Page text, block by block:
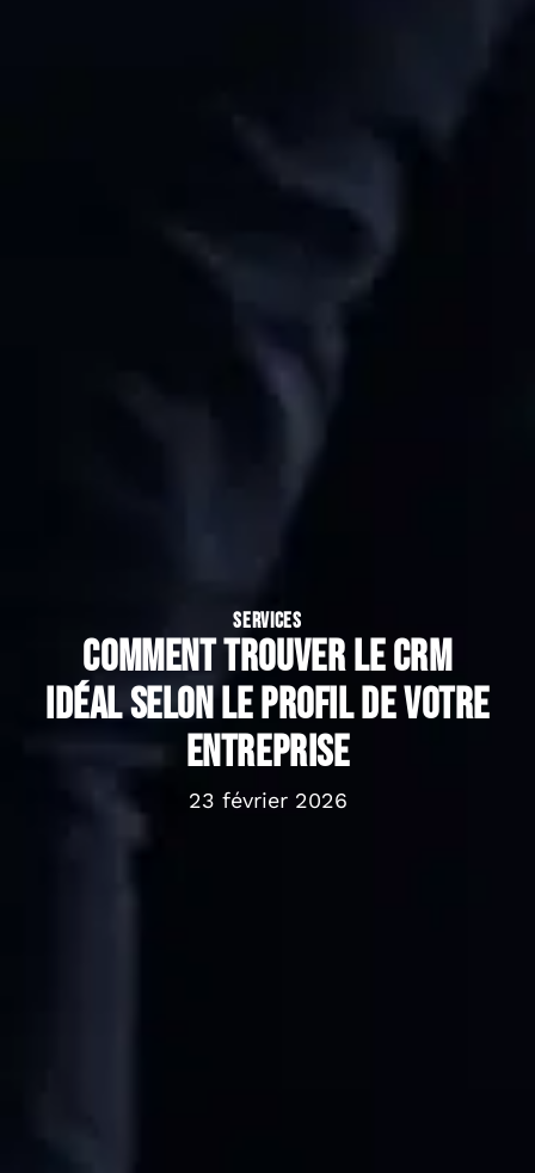
SERVICES
Comment trouver le CRM
idéal selon le profil de votre
entreprise
23 février 2026